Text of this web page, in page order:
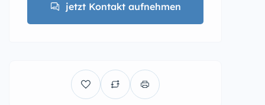
jetzt Kontakt aufnehmen